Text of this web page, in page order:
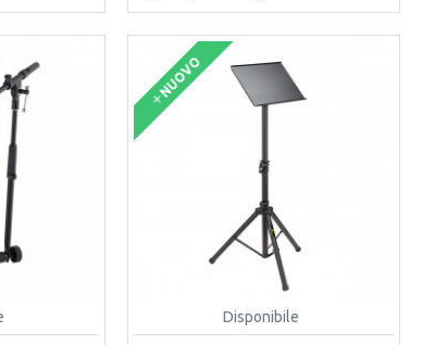
NUOVO
Disponibile